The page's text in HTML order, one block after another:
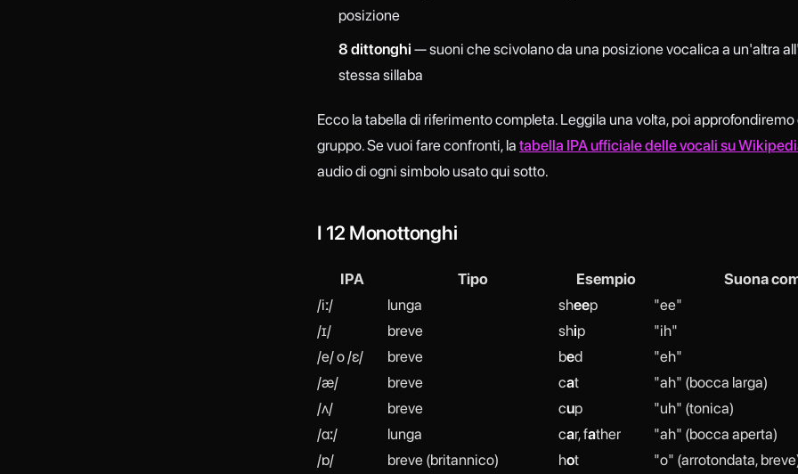
posizione
8 dittonghi — suoni che scivolano da una posizione vocalica a un'altra
stessa sillaba
Ecco la tabella di riferimento completa. Leggila una volta, poi
gruppo. Se vuoi fare confronti, la tabella IPA ufficiale delle vocali su
audio di ogni simbolo usato qui sotto.
I 12 Monottonghi
IPA Tipo Esempio
Suona
/iː/
lunga sheep
"ee"
/ɪ/
breve ship
"ih"
/e/ o /ɛ/
breve bed
"eh"
/æ/
breve cat
"ah" (bocca larga)
/ʌ/
breve cup
"uh" (tonica)
/ɑː/
lunga car, father
"ah" (bocca aperta)
/ɒ/
breve (britannico) hot
"o" (arrotondata,